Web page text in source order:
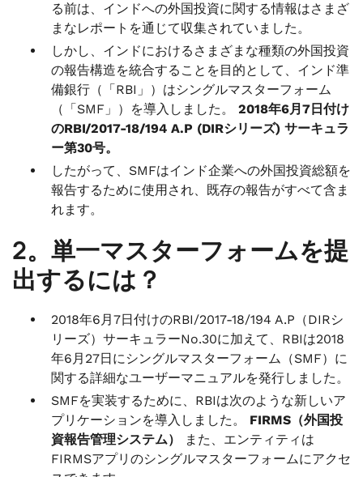
る前は、インドへの外国投資に関する情報はさまざ
まなレポートを通じて収集されていました。
しかし、インドにおけるさまざまな種類の外国投資
の報告構造を統合することを目的として、インド準
備銀行（「RBI」）はシングルマスターフォーム
（「SMF」）を導入しました。 2018年6月7日付け
のRBI/2017-18/194 A.P (DIRシリーズ) サーキュラ
ー第30号。
したがって、SMFはインド企業への外国投資総額を
報告するために使用され、既存の報告がすべて含ま
れます。
2。単一マスターフォームを提
出するには？
2018年6月7日付けのRBI/2017-18/194 A.P（DIRシ
リーズ）サーキュラーNo.30に加えて、RBIは2018
年6月27日にシングルマスターフォーム（SMF）に
関する詳細なユーザーマニュアルを発行しました。
SMFを実装するために、RBIは次のような新しいア
プリケーションを導入しました。 FIRMS（外国投
資報告管理システム）
また、エンティティは
FIRMSアプリのシングルマスターフォームにアクセ